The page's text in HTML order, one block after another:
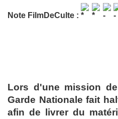
Note FilmDeCulte :
Lors d'une mission
Garde Nationale fait
afin de livrer du